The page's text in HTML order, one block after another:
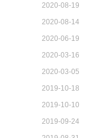
2020-08-19
2020-08-14
2020-06-19
2020-03-16
2020-03-05
2019-10-18
2019-10-10
2019-09-24